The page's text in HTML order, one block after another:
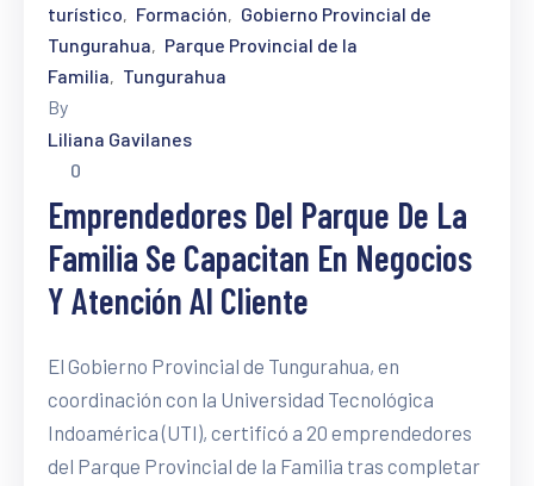
turístico‚ Formación‚ Gobierno Provincial de
Tungurahua‚ Parque Provincial de la
Familia‚ Tungurahua
By
Liliana Gavilanes
0
Emprendedores Del Parque De La
Familia Se Capacitan En Negocios
Y Atención Al Cliente
El Gobierno Provincial de Tungurahua, en
coordinación con la Universidad Tecnológica
Indoamérica (UTI), certificó a 20 emprendedores
del Parque Provincial de la Familia tras completar